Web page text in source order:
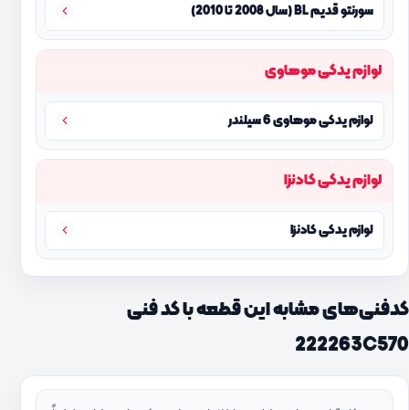
سورنتو قدیم BL (سال 2008 تا 2010)
لوازم یدکی موهاوی
لوازم یدکی موهاوی 6 سیلندر
لوازم یدکی کادنزا
لوازم یدکی کادنزا
کدفنی‌های مشابه این قطعه با کد فنی
222263C570